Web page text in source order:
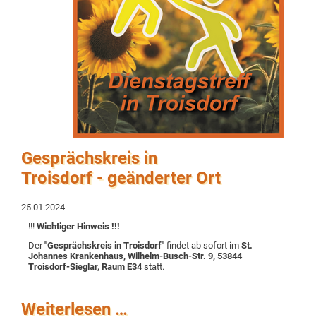
Gesprächskreis in
Troisdorf - geänderter Ort
25.01.2024
!!! Wichtiger Hinweis !!!
Der"Gesprächskreis in Troisdorf" findet ab sofort im St.
Johannes Krankenhaus, Wilhelm-Busch-Str. 9, 53844
Troisdorf-Sieglar, Raum E34 statt.
Weiterlesen …